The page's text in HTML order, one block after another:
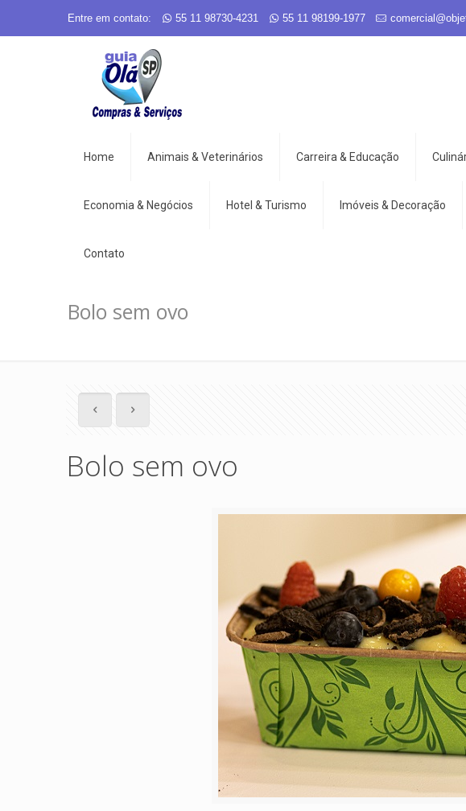
Entre em contato: 55 11 98730-4231 55 11 98199-1977
Home Animais & Veterinários Carreira & Educação
Economia & Negócios Hotel & Turismo Imóveis & Decoração
Contato
Bolo sem ovo
Bolo sem ovo